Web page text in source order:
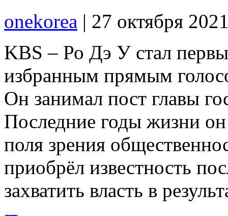
onekorea | 27 октября
KBS – Ро Дэ У стал
избранным прямым
Он занимал пост главы
Последние годы жизни он
поля зрения
приобрёл известность
захватить власть в